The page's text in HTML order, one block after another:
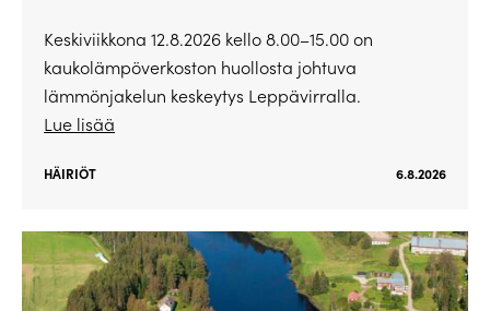
Keskiviikkona 12.8.2026 kello 8.00–15.00 on
kaukolämpöverkoston huollosta johtuva
lämmönjakelun keskeytys Leppävirralla.
Lue lisää
HÄIRIÖT 6.8.2026